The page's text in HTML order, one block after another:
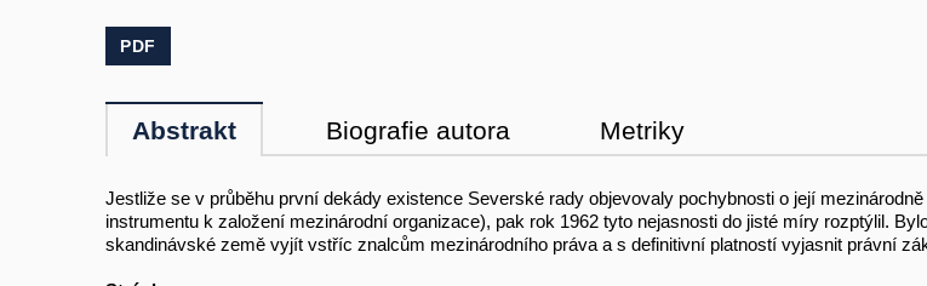
PDF
Abstrakt Biografie autora Metriky
Jestliže se v průběhu první dekády existence Sever­ské rady objevovaly pochybnosti o její
instrumentu k založení mezinárodní organizace), pak rok 1962 tyto nejasnosti do jisté míry rozptýlil.
skandinávské země vyjít vstříc znalcům mezinárodního práva a s defini­tivní platností vyjasnit právní